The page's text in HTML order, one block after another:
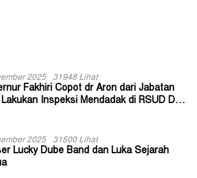
2025 31948 Lihat
Fakhiri Copot dr Aron dari Jabatan
Inspeksi Mendadak di RSUD Dok
2025 31500 Lihat
Lucky Dube Band dan Luka Sejarah